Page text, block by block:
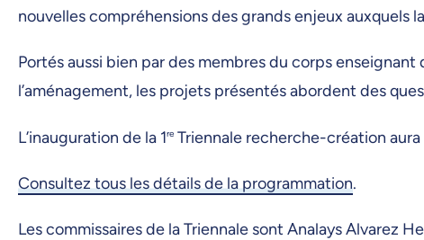
nouvelles compréhensions des grands enjeux
Portés aussi bien par des membres du corps
l’aménagement, les projets présentés abordent des
L’inauguration de la 1re Triennale recherche-création aura
Consultez tous les détails de la programmation.
Les commissaires de la Triennale sont Analays Alvarez